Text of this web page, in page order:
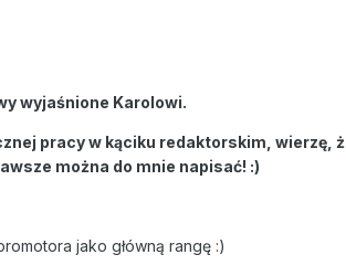
wyjaśnione Karolowi.
pracy w kąciku redaktorskim,
można do mnie napisać! :)
jako główną rangę :)